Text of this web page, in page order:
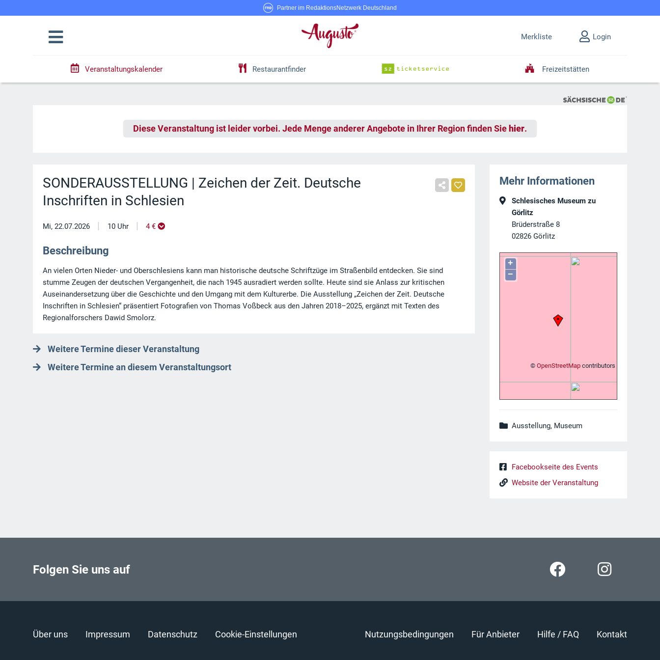
Partner im RedaktionsNetzwerk Deutschland
Merkliste Login
Veranstaltungskalender Restaurantfinder Freizeitstätten
Diese Veranstaltung ist leider vorbei. Jede Menge anderer Angebote in Ihrer Region finden Sie hier.
SONDERAUSSTELLUNG | Zeichen der Zeit. Deutsche
Inschriften in Schlesien
Mi, 22.07.2026 | 10 Uhr | 4 €
Beschreibung
An vielen Orten Nieder- und Oberschlesiens kann man historische deutsche Schriftzüge im Straßenbild entdecken. Sie sind
stumme Zeugen der deutschen Vergangenheit, die nach 1945 ausradiert werden sollte. Heute sind sie Anlass zur kritischen
Auseinandersetzung über die Geschichte und den Umgang mit dem Kulturerbe. Die Ausstellung „Zeichen der Zeit. Deutsche
Inschriften in Schlesien“ präsentiert Fotografien von Thomas Voßbeck aus den Jahren 2018–2025, ergänzt mit Texten des
Regionalforschers Dawid Smolorz.
Weitere Termine dieser Veranstaltung
Weitere Termine an diesem Veranstaltungsort
Mehr Informationen
Schlesisches Museum zu
Görlitz
Brüderstraße 8
02826 Görlitz
+
−
© OpenStreetMapcontributors
Ausstellung, Museum
Facebookseite des Events
Website der Veranstaltung
Folgen Sie uns auf
Über uns Impressum Datenschutz Cookie-Einstellungen Nutzungsbedingungen Für Anbieter Hilfe / FAQ Kontakt